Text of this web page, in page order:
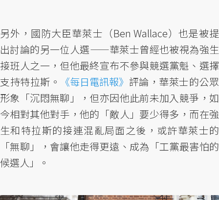
另外，國防大臣華萊士（Ben Wallace）也是被提
出討論的另一位人選——華萊士曾經也被視為強生
接班人之一，但他最終宣布不參與競選黨魁、選擇
支持特拉斯。 《每日電訊報》 評論，華萊士的公眾
形象「沉悶無聊」，但亦因他此前未加入競爭，如
今相對其他對手，他的「敵人」要少得多，而在強
生和特拉斯的接連混亂局面之後，或許華萊士的
「無聊」，會讓他走得更遠、成為「工黨最害怕的
候選人」。